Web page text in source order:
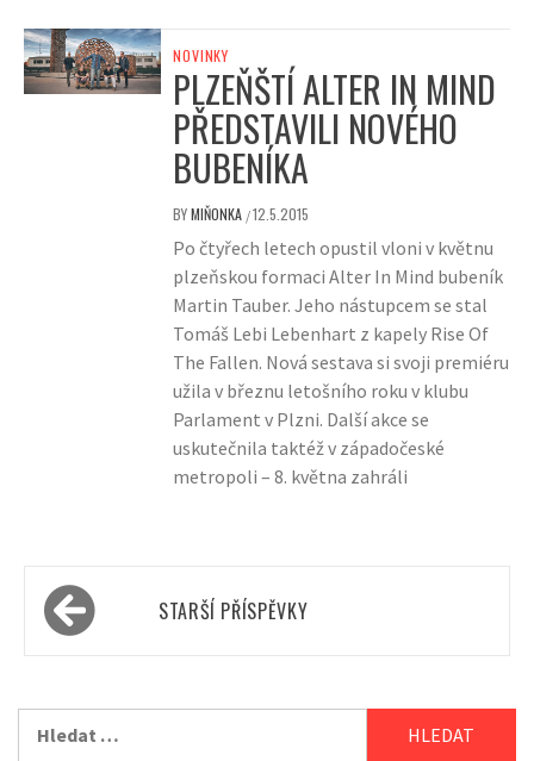
NOVINKY
PLZEŇŠTÍ ALTER IN MIND
PŘEDSTAVILI NOVÉHO
BUBENÍKA
BYMIŇONKA /12.5.2015
Po čtyřech letech opustil vloni v květnu
plzeňskou formaci Alter In Mind bubeník
Martin Tauber. Jeho nástupcem se stal
Tomáš Lebi Lebenhart z kapely Rise Of
The Fallen. Nová sestava si svoji premiéru
užila v březnu letošního roku v klubu
Parlament v Plzni. Další akce se
uskutečnila taktéž v západočeské
metropoli – 8. května zahráli
Navigace
pro STARŠÍ PŘÍSPĚVKY